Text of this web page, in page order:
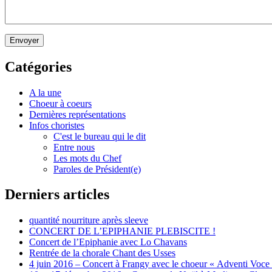
Envoyer
Catégories
A la une
Choeur à coeurs
Dernières représentations
Infos choristes
C'est le bureau qui le dit
Entre nous
Les mots du Chef
Paroles de Président(e)
Derniers articles
quantité nourriture après sleeve
CONCERT DE L’EPIPHANIE PLEBISCITE !
Concert de l’Epiphanie avec Lo Chavans
Rentrée de la chorale Chant des Usses
4 juin 2016 – Concert à Frangy avec le choeur « Adventi Voce